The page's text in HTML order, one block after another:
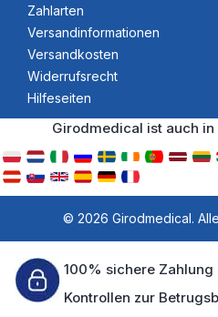
Zahlarten
Versandinformationen
Versandkosten
Widerrufsrecht
Hilfeseiten
Girodmedical ist auch
© 2026 Girodmedical.
100% sichere Zahlung
Kontrollen zur